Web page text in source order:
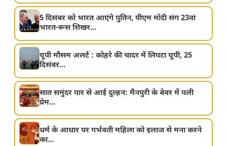
5 दिसंबर को भारत आएंगे पुतिन, पीएम मोदी संग 23वां
भारत-रूस शिखर...
यूपी मौसम अलर्ट : कोहरे की चादर में लिपटा यूपी, 25
दिसंबर...
सात समुंदर पार से आई दुल्हन: मैनपुरी के बेवर में पली
प्रेम...
धर्म के आधार पर गर्भवती महिला को इलाज से मना करने
का...